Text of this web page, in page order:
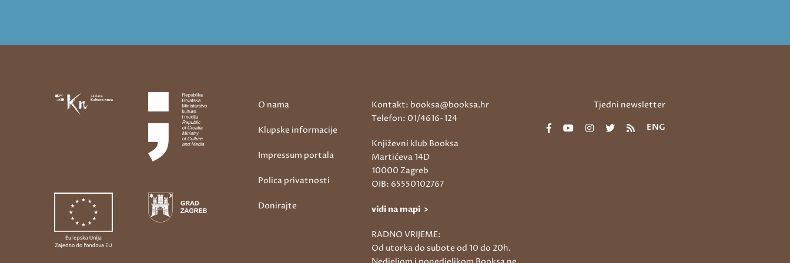
O nama
Klupske informacije
Impressum portala
Polica privatnosti
Donirajte
Kontakt: booksa@booksa.hr
Telefon: 01/4616-124
Književni klub Booksa
Martićeva 14D
10000 Zagreb
OIB: 65550102767
vidi na mapi >
RADNO VRIJEME:
Od utorka do subote od 10 do 20h.
Tjedni newsletter
ENG